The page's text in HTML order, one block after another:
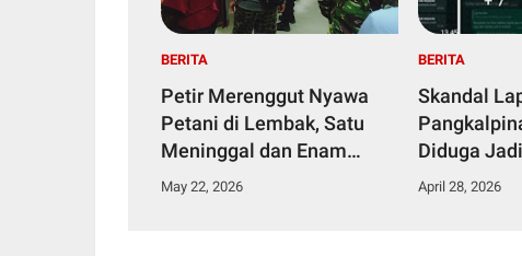
BERITA
Petir Merenggut Nyawa
Petani di Lembak, Satu
Meninggal dan Enam
Dirawat Intensif
May 22, 2026
BERITA
Skandal
Diduga
Narkotika
April 28, 2026